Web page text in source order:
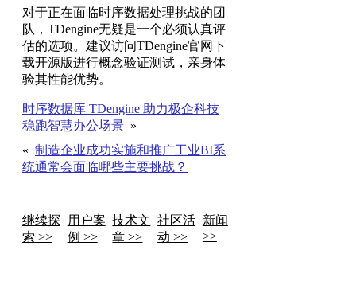
对于正在面临时序数据处理挑战的团
队，TDengine无疑是一个必须认真评
估的选项。建议访问TDengine官网下
载开源版进行概念验证测试，亲身体
验其性能优势。
时序数据库 TDengine 助力极企科技
稳跑智慧办公场景 »
« 制造企业成功实施和推广工业BI系
统通常会面临哪些主要挑战？
继续探
索 >>
用户案
例 >>
技术文
章 >>
社区活
动 >>
新闻
>>